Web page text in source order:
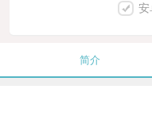
安
简介